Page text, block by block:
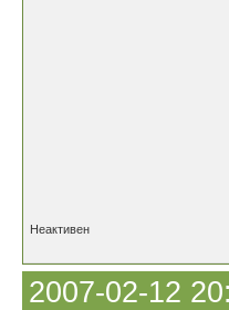
Неактивен
2007-02-12